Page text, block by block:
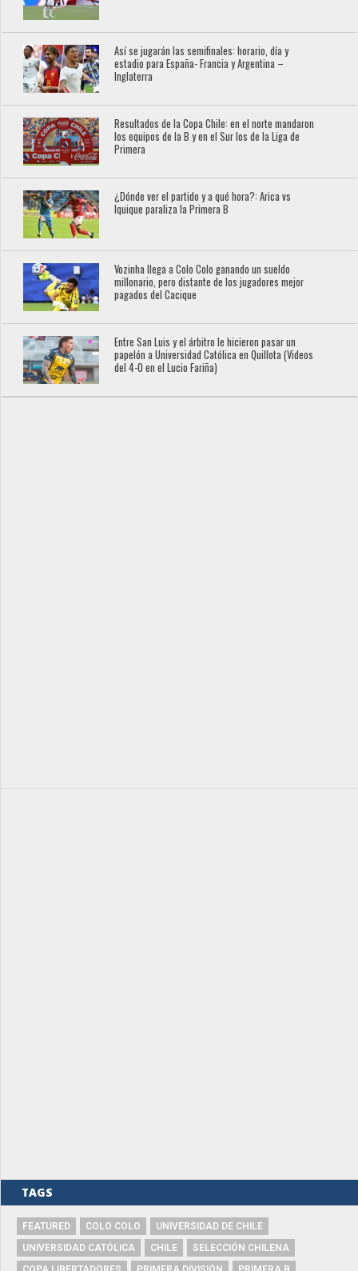
Así se jugarán las semifinales: horario, día y
estadio para España- Francia y Argentina –
Inglaterra
Resultados de la Copa Chile: en el norte mandaron
los equipos de la B y en el Sur los de la Liga de
Primera
¿Dónde ver el partido y a qué hora?: Arica vs
Iquique paraliza la Primera B
Vozinha llega a Colo Colo ganando un sueldo
millonario, pero distante de los jugadores mejor
pagados del Cacique
Entre San Luis y el árbitro le hicieron pasar un
papelón a Universidad Católica en Quillota (Videos
del 4-0 en el Lucio Fariña)
TAGS
FEATURED COLO COLO
UNIVERSIDAD DE CHILE
UNIVERSIDAD CATÓLICA
CHILE
SELECCIÓN CHILENA